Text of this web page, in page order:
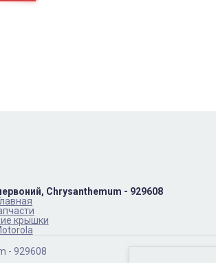
Chrysanthemum - 929608
крышки